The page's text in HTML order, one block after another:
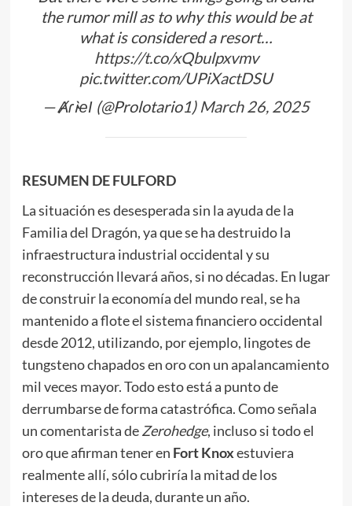
the rumor mill as to why this would be at
what is considered a resort…
https://t.co/xQbulpxvmv
pic.twitter.com/UPiXactDSU
— ȺɾìҽӀ (@Prolotario1) March 26, 2025
RESUMEN DE FULFORD
La situación es desesperada sin la ayuda de la
Familia del Dragón, ya que se ha destruido la
infraestructura industrial occidental y su
reconstrucción llevará años, si no décadas. En lugar
de construir la economía del mundo real, se ha
mantenido a flote el sistema financiero occidental
desde 2012, utilizando, por ejemplo, lingotes de
tungsteno chapados en oro con un apalancamiento
mil veces mayor. Todo esto está a punto de
derrumbarse de forma catastrófica. Como señala
un comentarista deZerohedge, incluso si todo el
oro que afirman tener en Fort Knoxestuviera
realmente allí, sólo cubriría la mitad de los
intereses de la deuda, durante un año.